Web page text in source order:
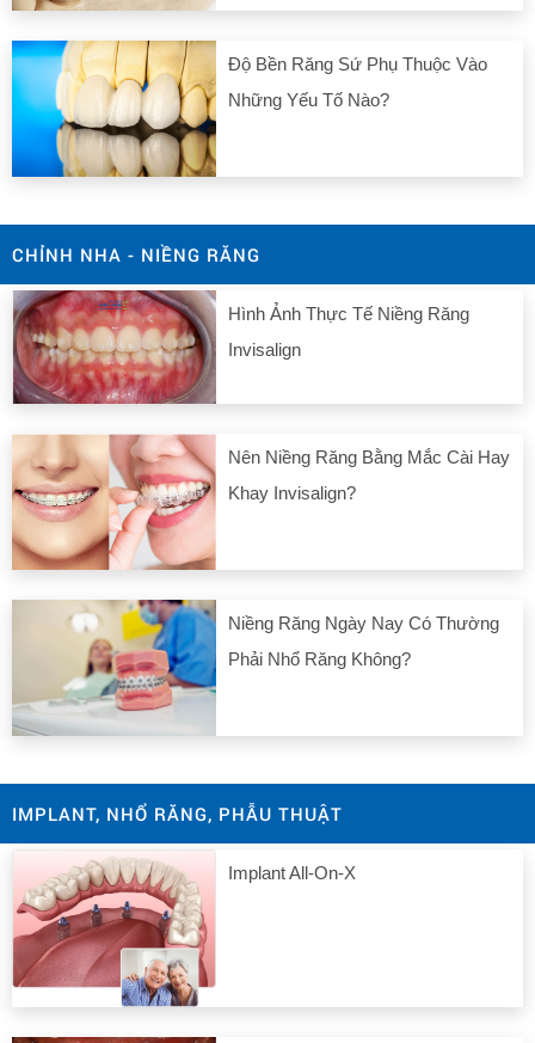
Độ Bền Răng Sứ Phụ Thuộc Vào
Những Yếu Tố Nào?
CHỈNH NHA - NIỀNG RĂNG
Hình Ảnh Thực Tế Niềng Răng
Invisalign
Nên Niềng Răng Bằng Mắc Cài Hay
Khay Invisalign?
Niềng Răng Ngày Nay Có Thường
Phải Nhổ Răng Không?
IMPLANT, NHỔ RĂNG, PHẪU THUẬT
Implant All-On-X